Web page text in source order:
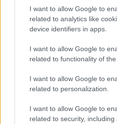
I want to allow Google to
related to analytics like
device identifiers in apps.
I want to allow Google to
related to functionality of
I want to allow Google to
related to personalization.
I want to allow Google to
related to security, including
Vágjuk apróra a
Egy tálba keverjük
vöröshagymát, a
szalonnát és a
a fűszereket, a
tegyük be a